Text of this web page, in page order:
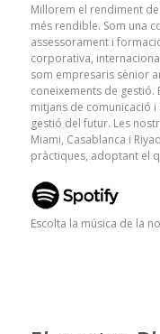
Millorem el rendiment
més rendible. Som una
assessorament i
corporativa,
som empresaris sènior
coneixements de gestió.
mitjans de comunicació
gestió del futur. Les
Miami, Casablanca i
pràctiques, adoptant el
Escolta la música de la